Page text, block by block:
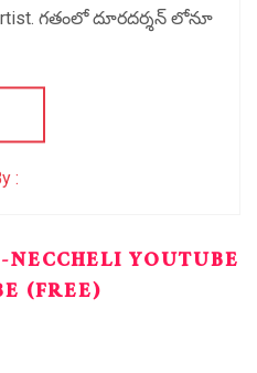
artist. గతంలో దూరదర్శన్ లోనూ
:
YOUTUBE
(FREE)